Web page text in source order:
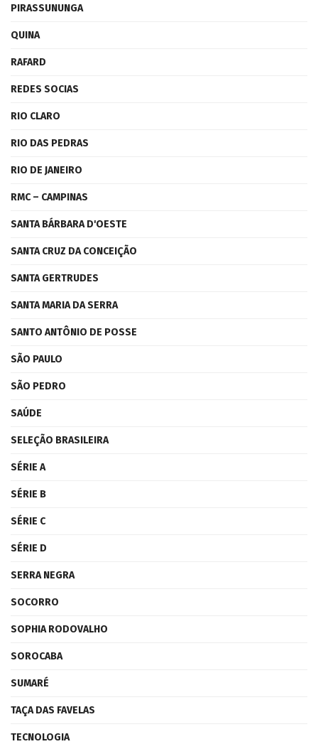
PIRASSUNUNGA
QUINA
RAFARD
REDES SOCIAS
RIO CLARO
RIO DAS PEDRAS
RIO DE JANEIRO
RMC – CAMPINAS
SANTA BÁRBARA D'OESTE
SANTA CRUZ DA CONCEIÇÃO
SANTA GERTRUDES
SANTA MARIA DA SERRA
SANTO ANTÔNIO DE POSSE
SÃO PAULO
SÃO PEDRO
SAÚDE
SELEÇÃO BRASILEIRA
SÉRIE A
SÉRIE B
SÉRIE C
SÉRIE D
SERRA NEGRA
SOCORRO
SOPHIA RODOVALHO
SOROCABA
SUMARÉ
TAÇA DAS FAVELAS
TECNOLOGIA